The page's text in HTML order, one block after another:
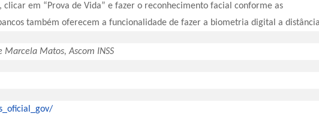
clicar em “Prova de Vida” e fazer o reconhecimento facial conforme as
também oferecem a funcionalidade de fazer a biometria digital a
Marcela Matos, Ascom INSS